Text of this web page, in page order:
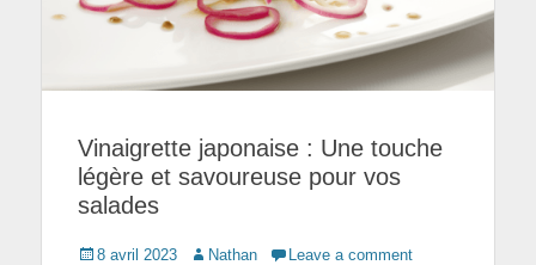
Vinaigrette japonaise : Une touche
légère et savoureuse pour vos
salades
Posted
8 avril 2023 Author
Nathan Leave a comment